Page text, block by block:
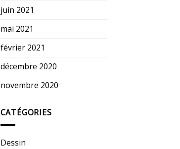
juin 2021
mai 2021
février 2021
décembre 2020
novembre 2020
CATÉGORIES
Dessin